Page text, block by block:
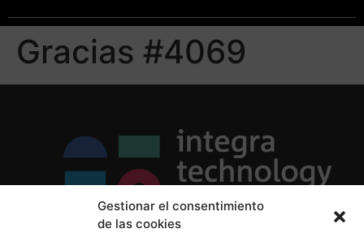
Gestionar el consentimiento
de las cookies
Gracias #4069